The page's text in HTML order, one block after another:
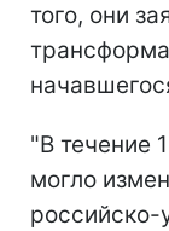
того, они
"В течение
могло
российско-